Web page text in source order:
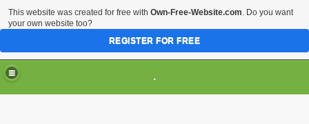
.
This website was created for free with Own-Free-Website.com. Do you want
your own website too?
REGISTER FOR FREE